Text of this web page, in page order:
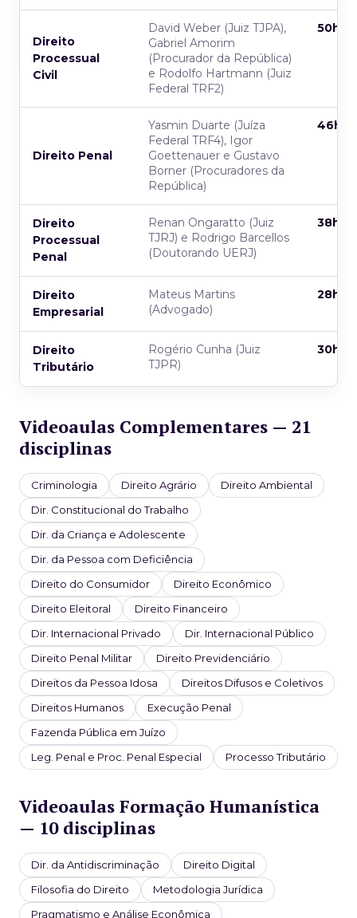
Direito
Processual
Civil
David Weber (Juiz TJPA),
Gabriel Amorim
(Procurador da República)
e Rodolfo Hartmann (Juiz
Federal TRF2)
50h
Direito Penal
Yasmin Duarte (Juíza
Federal TRF4), Igor
Goettenauer e Gustavo
Borner (Procuradores da
República)
46h
Direito
Processual
Penal
Renan Ongaratto (Juiz
TJRJ) e Rodrigo Barcellos
(Doutorando UERJ)
38h
Direito
Empresarial
Mateus Martins
(Advogado)
28h
Direito
Tributário
Rogério Cunha (Juiz
TJPR)
30h
Videoaulas Complementares — 21
disciplinas
Criminologia Direito Agrário
Direito Ambiental
Dir. Constitucional do Trabalho
Dir. da Criança e Adolescente
Dir. da Pessoa com Deficiência
Direito do Consumidor
Direito Econômico
Direito Eleitoral
Direito Financeiro
Dir. Internacional Privado
Dir. Internacional Público
Direito Penal Militar
Direito Previdenciário
Direitos da Pessoa Idosa
Direitos Difusos e Coletivos
Direitos Humanos
Execução Penal
Fazenda Pública em Juízo
Leg. Penal e Proc. Penal Especial
Processo Tributário
Videoaulas Formação Humanística
— 10 disciplinas
Dir. da Antidiscriminação
Direito Digital
Filosofia do Direito
Metodologia Jurídica
Pragmatismo e Análise Econômica